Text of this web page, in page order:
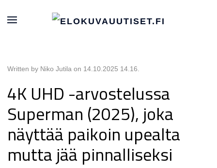
Written by Niko Jutila on 14.10.2025 14.16
4K UHD -arvostelussa
Superman (2025), joka
näyttää paikoin upealta
mutta jää pinnalliseksi